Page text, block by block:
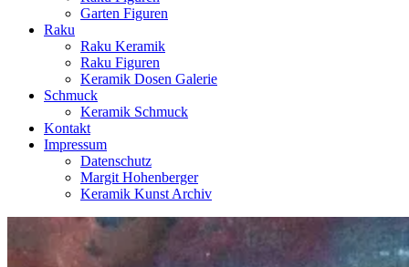
Garten Figuren
Raku
Raku Keramik
Raku Figuren
Keramik Dosen Galerie
Schmuck
Keramik Schmuck
Kontakt
Impressum
Datenschutz
Margit Hohenberger
Keramik Kunst Archiv